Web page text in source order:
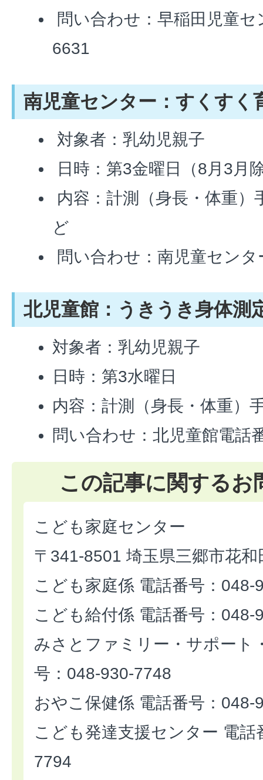
問い合わせ：早稲田児童
6631
南児童センター：すくすく
対象者：乳幼児親子
日時：第3金曜日（8月3月
内容：計測（身長・体重
ど
問い合わせ：南児童セン
北児童館：うきうき身体測
対象者：乳幼児親子
日時：第3水曜日
内容：計測（身長・体重）
問い合わせ：北児童館電話
この記事に関するお
こども家庭センター
〒341-8501 埼玉県三郷市花
こども家庭係 電話番号：048-
こども給付係 電話番号：048-
みさとファミリー・サポート
号：048-930-7748
おやこ保健係 電話番号：048-
こども発達支援センター 電話
7794